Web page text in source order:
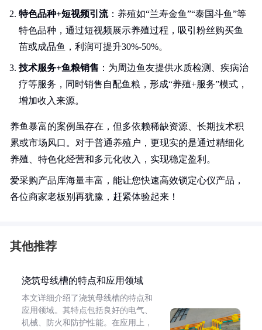
特色品种+短视频引流：养殖如“兰寿金鱼”“泰国斗鱼”等
特色品种，通过短视频展示养殖过程，吸引粉丝购买鱼
苗或成品鱼，利润可提升30%-50%。
技术服务+鱼粮销售 ：为周边鱼友提供水质检测、疾病治
疗等服务，同时销售自配鱼粮，形成“养殖+服务”模式，
增加收入来源。
养鱼暴富的案例虽存在，但多依赖稀缺资源、长期技术积
累或市场风口。对于普通养殖户，更现实的是通过精细化
养殖、特色化经营和多元化收入，实现稳定盈利。
爱采购产品库海量丰富，能让您快速高效锁定心仪产品，
各位商家老板别再犹豫，赶紧体验起来！
其他推荐
浇筑母线槽的特点和应用领域
本文详细介绍了浇筑母线槽的特点和
应用领域。其特点包括良好的电气、
机械、防火和防护性能。在应用上，